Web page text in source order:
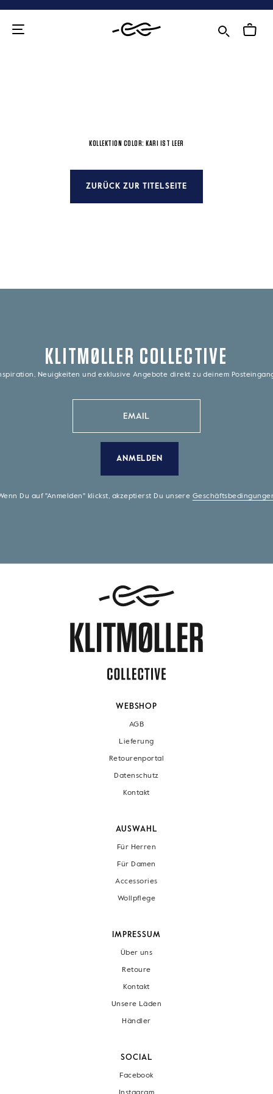
KOLLEKTION COLOR: KARI IST LEER
ZURÜCK ZUR TITELSEITE
KLITMØLLER COLLECTIVE
Neuigkeiten und exklusive Angebote direkt zu deinem
ANMELDEN
Du auf "Anmelden" klickst, akzeptierst Du unsere
WEBSHOP
AGB
Lieferung
Retourenportal
Datenschutz
Kontakt
AUSWAHL
Für Herren
Für Damen
Accessories
Wollpflege
IMPRESSUM
Über uns
Retoure
Kontakt
Unsere Läden
Händler
SOCIAL
Facebook